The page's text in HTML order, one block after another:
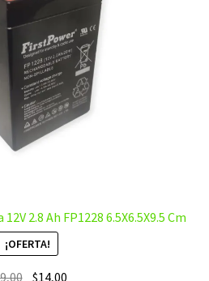
2.8 Ah FP1228 6.5X6.5X9.5 Cm
¡OFERTA!
El$14,00